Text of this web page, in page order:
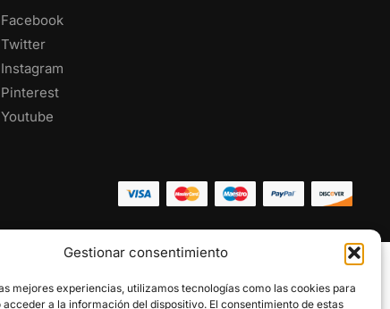
Gestionar consentimiento
mejores experiencias, utilizamos tecnologías como las cookies para
a la información del dispositivo. El consentimiento de estas
Facebook
Twitter
Instagram
Pinterest
Youtube